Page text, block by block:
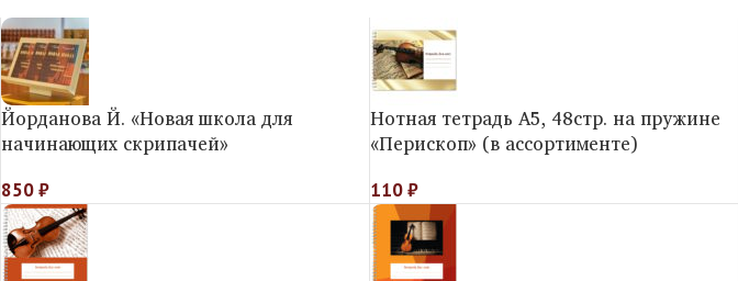
Йорданова Й. «Новая школа для
начинающих скрипачей»
850₽
Нотная тетрадь А5, 48стр. на пружине
«Перископ» (в ассортименте)
110₽